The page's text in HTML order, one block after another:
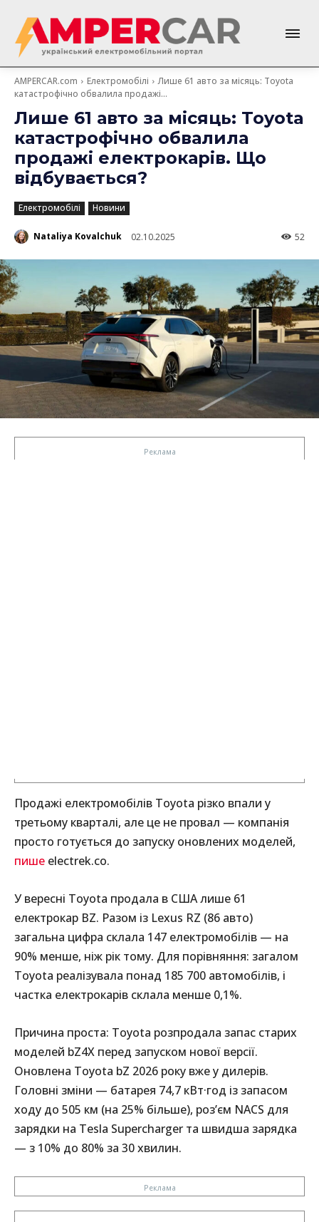
AMPERCAR.com Електромобілі
Лише 61 авто за місяць: Toyota
катастрофічно обвалила продажі...
Лише 61 авто за місяць: Toyota
катастрофічно обвалила
продажі електрокарів. Що
відбувається?
Електромобілі Новини
Nataliya Kovalchuk 02.10.2025 52
Продажі електромобілів Toyota різко впали у
третьому кварталі, але це не провал — компанія
просто готується до запуску оновлених моделей,
пише electrek.co.
У вересні Toyota продала в США лише 61
електрокар BZ. Разом із Lexus RZ (86 авто)
загальна цифра склала 147 електромобілів — на
90% менше, ніж рік тому. Для порівняння: загалом
Toyota реалізувала понад 185 700 автомобілів, і
частка електрокарів склала менше 0,1%.
Причина проста: Toyota розпродала запас старих
моделей bZ4X перед запуском нової версії.
Оновлена Toyota bZ 2026 року вже у дилерів.
Головні зміни — батарея 74,7 кВт·год із запасом
ходу до 505 км (на 25% більше), роз’єм NACS для
зарядки на Tesla Supercharger та швидша зарядка
— з 10% до 80% за 30 хвилин.